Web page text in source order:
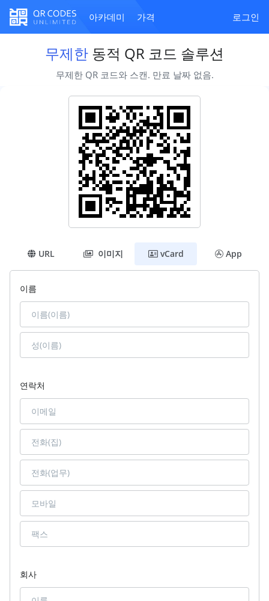
아카데미 가격 로그인
무제한 동적 QR 코드 솔루션
무제한 QR 코드와 스캔. 만료 날짜 없음.
URL 이미지 vCard App
이름
연락처
회사